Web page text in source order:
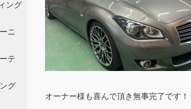
ング
ニ
テ
グ
オーナー様も喜んで頂き無事完了です！